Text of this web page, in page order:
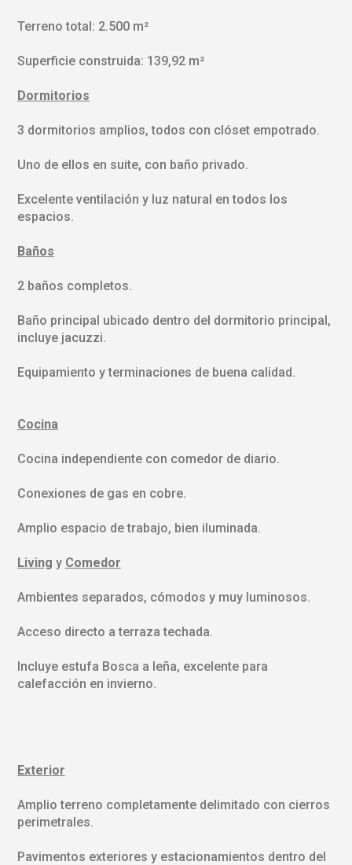
Terreno total: 2.500 m²
Superficie construida: 139,92 m²
Dormitorios
3 dormitorios amplios, todos con clóset empotrado.
Uno de ellos en suite, con baño privado.
Excelente ventilación y luz natural en todos los
espacios.
Baños
2 baños completos.
Baño principal ubicado dentro del dormitorio principal,
incluye jacuzzi.
Equipamiento y terminaciones de buena calidad.
Cocina
Cocina independiente con comedor de diario.
Conexiones de gas en cobre.
Amplio espacio de trabajo, bien iluminada.
Living y Comedor
Ambientes separados, cómodos y muy luminosos.
Acceso directo a terraza techada.
Incluye estufa Bosca a leña, excelente para
calefacción en invierno.
Exterior
Amplio terreno completamente delimitado con cierros
perimetrales.
Pavimentos exteriores y estacionamientos dentro del